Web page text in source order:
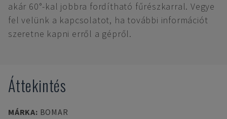
akár 60°-kal jobbra fordítható fűrészkarral. Vegye
fel velünk a kapcsolatot, ha további információt
szeretne kapni erről a gépről.
Áttekintés
MÁRKA: BOMAR